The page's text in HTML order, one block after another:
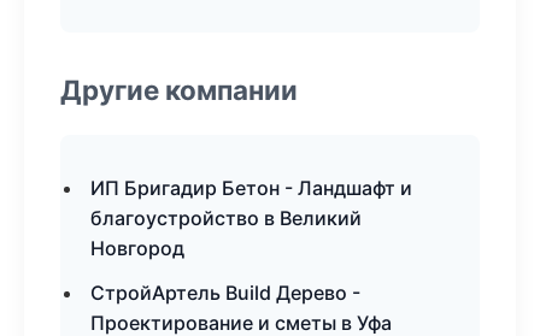
Другие компании
ИП Бригадир Бетон - Ландшафт и
благоустройство в Великий
Новгород
СтройАртель Build Дерево -
Проектирование и сметы в Уфа